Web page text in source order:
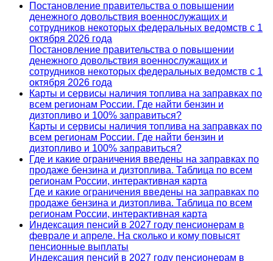
Постановление правительства о повышении
денежного довольствия военнослужащих и
сотрудников некоторых федеральных ведомств с 1
октября 2026 года
Постановление правительства о повышении
денежного довольствия военнослужащих и
сотрудников некоторых федеральных ведомств с 1
октября 2026 года
Карты и сервисы наличия топлива на заправках по
всем регионам России. Где найти бензин и
дизтопливо и 100% заправиться?
Карты и сервисы наличия топлива на заправках по
всем регионам России. Где найти бензин и
дизтопливо и 100% заправиться?
Где и какие ограничения введены на заправках по
продаже бензина и дизтоплива. Таблица по всем
регионам России, интерактивная карта
Где и какие ограничения введены на заправках по
продаже бензина и дизтоплива. Таблица по всем
регионам России, интерактивная карта
Индексация пенсий в 2027 году пенсионерам в
феврале и апреле. На сколько и кому повысят
пенсионные выплаты
Индексация пенсий в 2027 году пенсионерам в